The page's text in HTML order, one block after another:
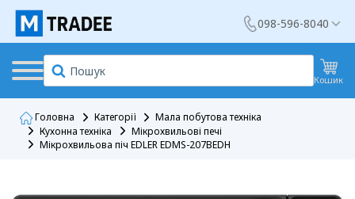
098-596-8040
Кошик
Головна Категорії
Мала побутова техніка
Кухонна техніка
Мікрохвильові печі
Мікрохвильова піч EDLER EDMS-207BEDH